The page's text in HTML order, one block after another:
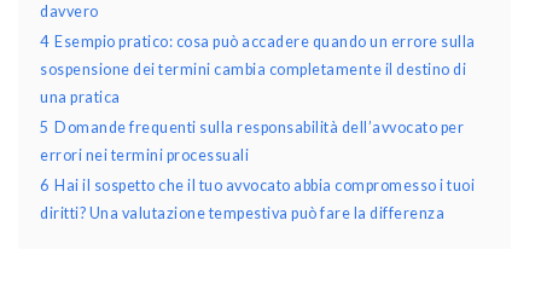
davvero
4 Esempio pratico: cosa può accadere quando un errore sulla
sospensione dei termini cambia completamente il destino di
una pratica
5 Domande frequenti sulla responsabilità dell’avvocato per
errori nei termini processuali
6 Hai il sospetto che il tuo avvocato abbia compromesso i tuoi
diritti? Una valutazione tempestiva può fare la differenza